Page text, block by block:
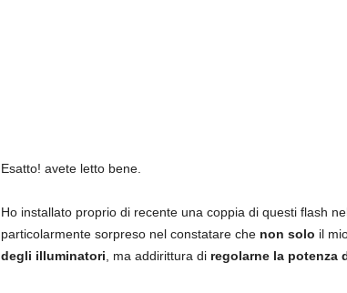
Esatto! avete letto bene.
Ho installato proprio di recente una coppia di questi flash
particolarmente sorpreso nel constatare che non solo il
degli illuminatori , ma addirittura di regolarne la potenza